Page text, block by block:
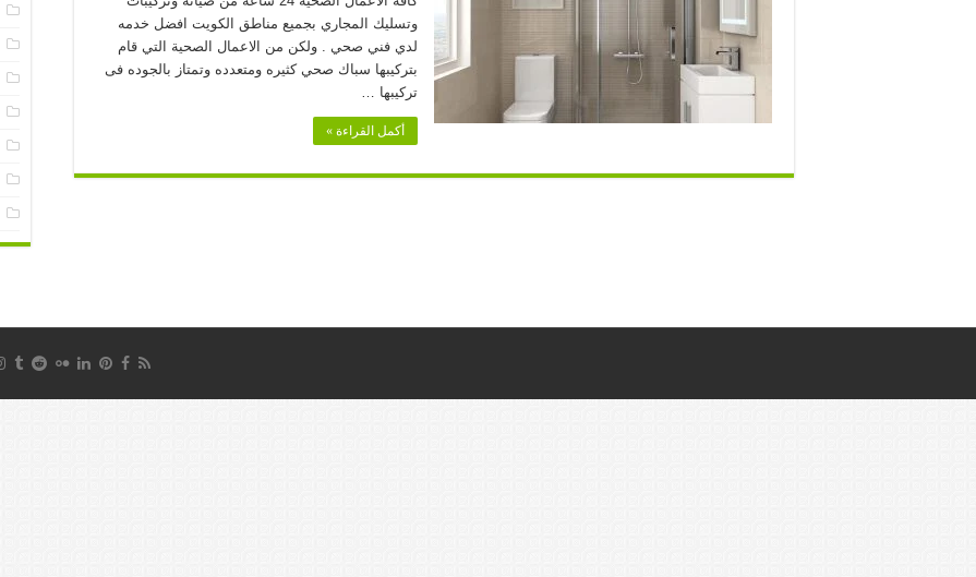
وتسليك المجاري بجميع مناطق الكويت افضل خدمه
لدي فني صحي . ولكن من الاعمال الصحية التي قام
بتركيبها سباك صحي كثيره ومتعدده وتمتاز بالجوده فى
تركيبها …
أكمل القراءة »